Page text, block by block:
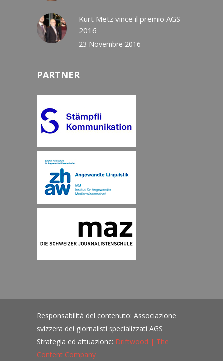
Kurt Metz vince il premio AGS
2016
23 Novembre 2016
PARTNER
Responsabilità del contenuto: Associazione
svizzera dei giornalisti specializzati AGS
Strategia ed attuazione: Driftwood | The
Content Company